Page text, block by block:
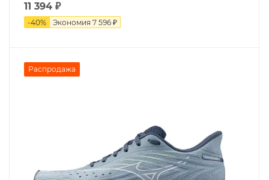
11 394 ₽
-40% Экономия 7 596 ₽
Распродажа